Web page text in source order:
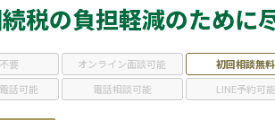
続税の負担軽減のため
要 オンライン面談可能 初回相談無料
話可能
電話相談可能 LINE予約可能